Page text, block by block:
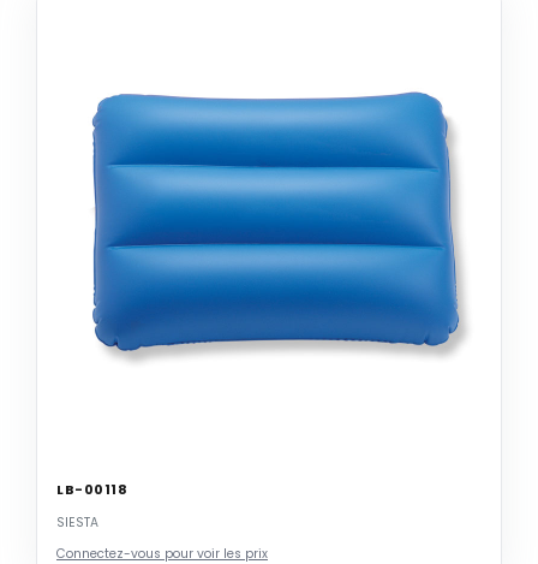
LB-00118
SIESTA
Connectez-vous pour voir les prix